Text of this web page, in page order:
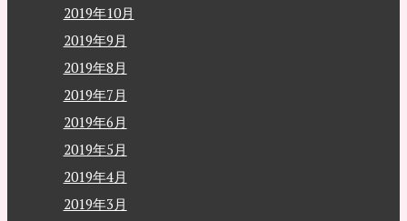
2019年10月
2019年9月
2019年8月
2019年7月
2019年6月
2019年5月
2019年4月
2019年3月